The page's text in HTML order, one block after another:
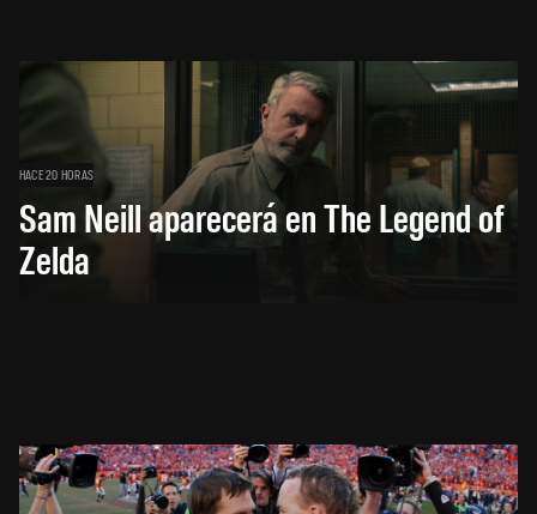
HACE 20 HORAS
Sam Neill aparecerá en The Legend of
Zelda